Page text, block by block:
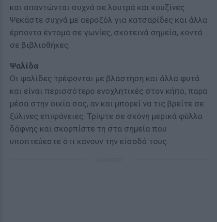
και απαντώνται συχνά σε λουτρά και κουζίνες.
Ψεκάστε συχνά με αεροζόλ για κατσαρίδες και άλλα
έρποντα έντομα σε γωνίες, σκοτεινά σημεία, κοντά
σε βιβλιοθήκες.
Ψαλίδα
Οι ψαλίδες τρέφονται με βλάστηση και άλλα φυτά
και είναι περισσότερο ενοχλητικές στον κήπο, παρά
μέσα στην οικία σας, αν και μπορεί να τις βρείτε σε
ξύλινες επιφάνειες. Τρίψτε σε σκόνη μερικά φύλλα
δάφνης και σκορπίστε τη στα σημεία που
υποπτεύεστε ότι κάνουν την είσοδό τους.